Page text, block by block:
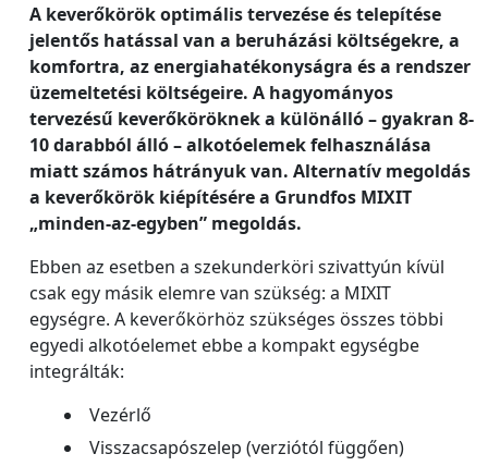
A keverőkörök optimális tervezése és telepítése
jelentős hatással van a beruházási költségekre, a
komfortra, az energiahatékonyságra és a rendszer
üzemeltetési költségeire. A hagyományos
tervezésű keverőköröknek a különálló – gyakran 8-
10 darabból álló – alkotóelemek felhasználása
miatt számos hátrányuk van. Alternatív megoldás
a keverőkörök kiépítésére a Grundfos MIXIT
„minden-az-egyben” megoldás.
Ebben az esetben a szekunderköri szivattyún kívül
csak egy másik elemre van szükség: a MIXIT
egységre. A keverőkörhöz szükséges összes többi
egyedi alkotóelemet ebbe a kompakt egységbe
integrálták:
Vezérlő
Visszacsapószelep (verziótól függően)